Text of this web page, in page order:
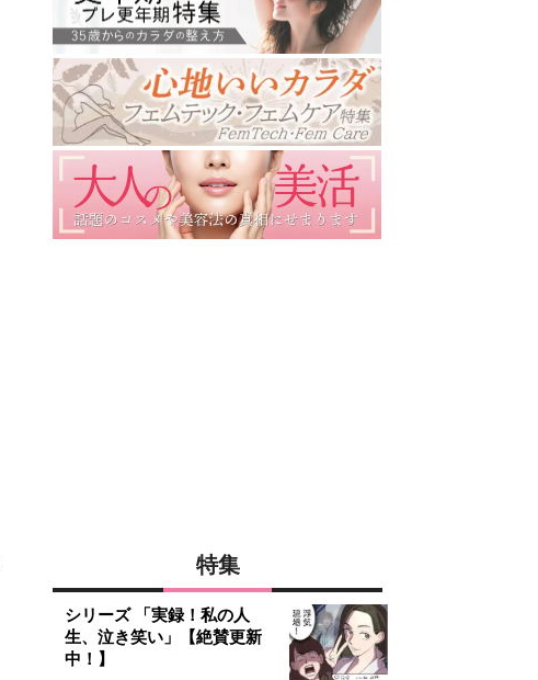
特集
シリーズ 「実録！私の人
生、泣き笑い」【絶賛更新
中！】